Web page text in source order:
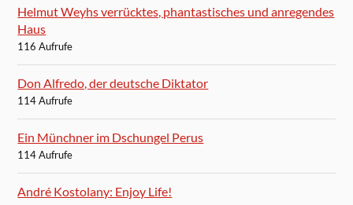
Helmut Weyhs verrücktes, phantastisches und anregendes
Haus
116 Aufrufe
Don Alfredo, der deutsche Diktator
114 Aufrufe
Ein Münchner im Dschungel Perus
114 Aufrufe
André Kostolany: Enjoy Life!